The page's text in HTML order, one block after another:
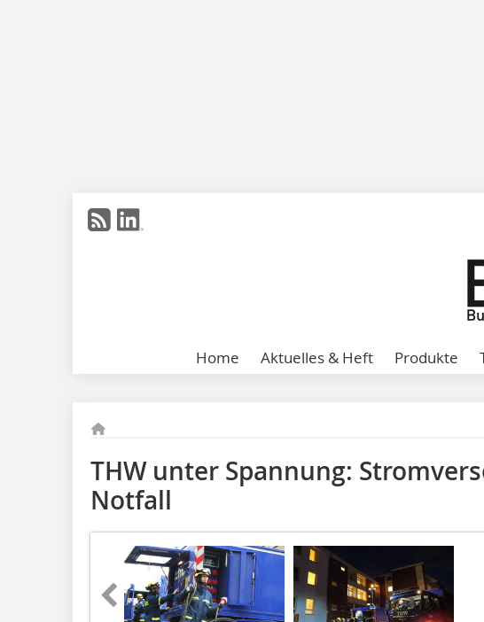
Home Aktuelles & Heft Produkte
THW unter Spannung:
Notfall